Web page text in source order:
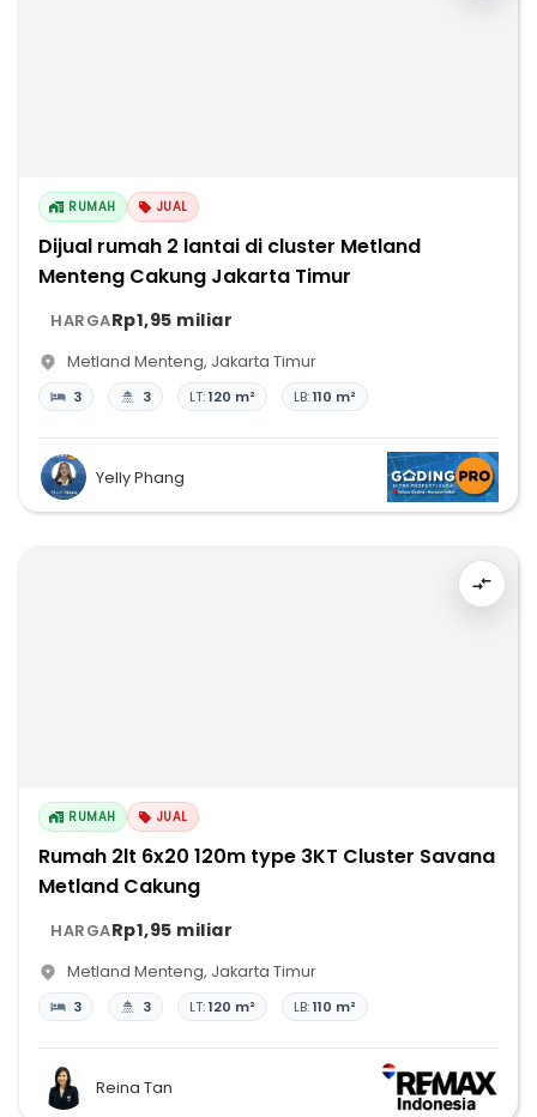
RUMAH JUAL
Dijual rumah 2 lantai di cluster Metland
Menteng Cakung Jakarta Timur
HARGARp1,95 miliar
Metland Menteng, Jakarta Timur
3 3 LT:120 m² LB:110 m²
Yelly Phang
RUMAH JUAL
Rumah 2lt 6x20 120m type 3KT Cluster Savana
Metland Cakung
HARGARp1,95 miliar
Metland Menteng, Jakarta Timur
3 3 LT:120 m² LB:110 m²
Reina Tan